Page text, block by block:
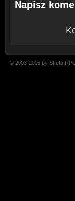
Napisz
© 2003-2026 by Strefa